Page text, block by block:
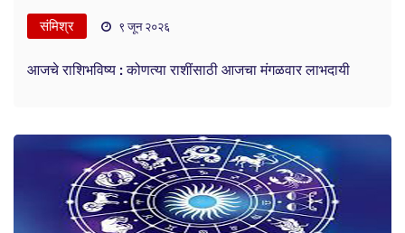
संमिश्र ९ जून २०२६
आजचे राशिभविष्य : कोणत्या राशींसाठी आजचा मंगळवार लाभदायी